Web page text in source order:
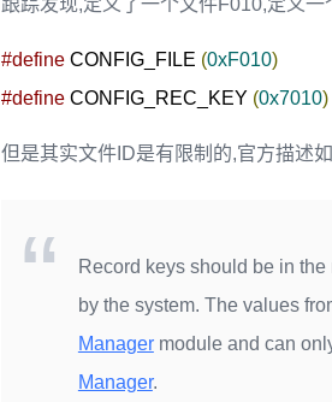
跟踪发现,定义了一个文件F010,定义
#define CONFIG_FILE (0xF010)
#define CONFIG_REC_KEY (0x7010)
但是其实文件ID是有限制的,官方描述
Record keys should be in
by the system. The values
Managermodule and can
Manager.